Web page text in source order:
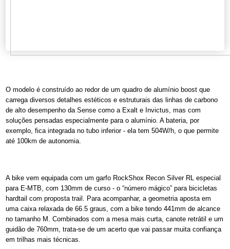
O modelo é construído ao redor de um quadro de alumínio boost que
carrega diversos detalhes estéticos e estruturais das linhas de carbono
de alto desempenho da Sense como a Exalt e Invictus, mas com
soluções pensadas especialmente para o alumínio. A bateria, por
exemplo, fica integrada no tubo inferior - ela tem 504W/h, o que permite
até 100km de autonomia.
A bike vem equipada com um garfo RockShox Recon Silver RL especial
para E-MTB, com 130mm de curso - o “número mágico” para bicicletas
hardtail com proposta trail. Para acompanhar, a geometria aposta em
uma caixa relaxada de 66.5 graus, com a bike tendo 441mm de alcance
no tamanho M. Combinados com a mesa mais curta, canote retrátil e um
guidão de 760mm, trata-se de um acerto que vai passar muita confiança
em trilhas mais técnicas.